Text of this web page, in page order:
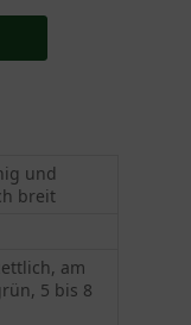
und
breit
am
5 bis 8